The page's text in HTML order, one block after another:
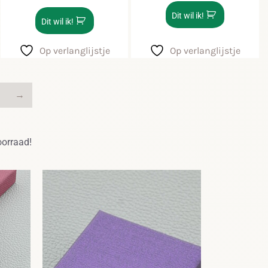
Dit wil ik!
Op verlanglijstje
Dit wil ik!
Op verlanglijstje
→